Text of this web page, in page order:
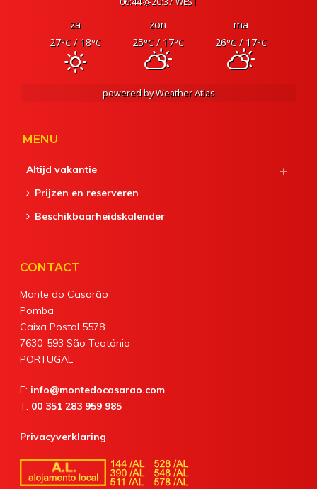
za zon
ma
27°C/ 18°C 25°C/ 17°C 26°C/ 17°C
powered byWeather Atlas
MENU
Altijd vakantie
Prijzen en reserveren
Beschikbaarheidskalender
CONTACT
Monte do Casarão
Pomba
Caixa Postal 5578
7630-593 São Teotónio
PORTUGAL
E: info@montedocasarao.com
T: 00 351 283 959 985
Privacyverklaring